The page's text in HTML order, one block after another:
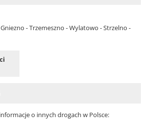
- Trzemeszno - Wylatowo - Strzelno -
o innych drogach w Polsce: